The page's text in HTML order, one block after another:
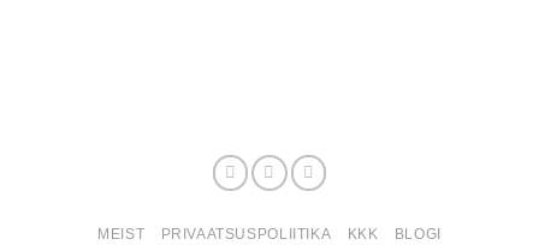
MEIST PRIVAATSUSPOLIITIKA KKK BLOGI